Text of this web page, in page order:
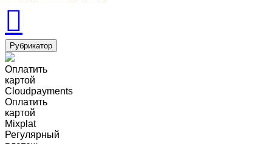
Рубрикатор
Оплатить
картой
Cloudpayments
Оплатить
картой
Mixplat
Регулярный